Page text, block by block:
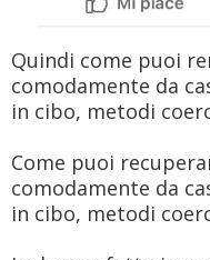
Quindi come puoi
comodamente da
in cibo, metodi
Come puoi
comodamente da
in cibo, metodi